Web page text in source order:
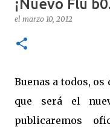
¡Nuevo Flu
el marzo 10, 2012
Buenas a todos,
que será el
publicaremos